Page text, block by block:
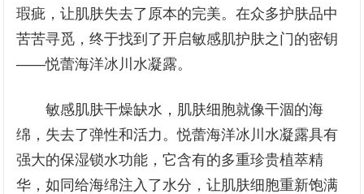
瑕疵，让肌肤失去了原本的完美。在众多护肤品中
苦苦寻觅，终于找到了开启敏感肌护肤之门的密钥
——悦蕾海洋冰川水凝露。
敏感肌肤干燥缺水，肌肤细胞就像干涸的海
绵，失去了弹性和活力。悦蕾海洋冰川水凝露具有
强大的保湿锁水功能，它含有的多重珍贵植萃精
华，如同给海绵注入了水分，让肌肤细胞重新饱满